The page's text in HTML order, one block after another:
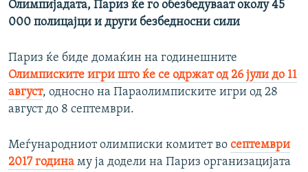
Олимпијадата, Париз ќе го обезбедуваат околу 45
000 полицајци и други безбедносни сили
Париз ќе биде домаќин на годинешните
Олимписките игри што ќе се одржат од 26 јули до 11
август, односно на Параолимписките игри од 28
август до 8 септември.
Меѓународниот олимписки комитет во септември
2017 година му ја додели на Париз организацијата